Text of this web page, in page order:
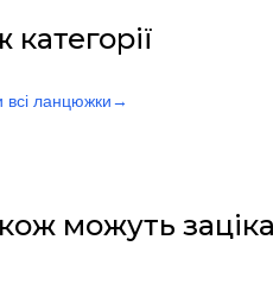
категорії
всі ланцюжки→
можуть